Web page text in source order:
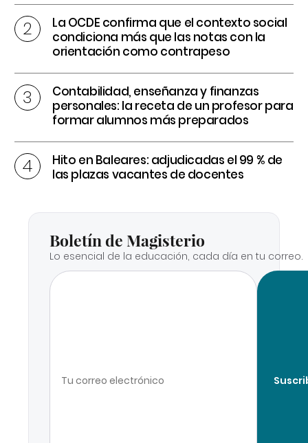
La OCDE confirma que el contexto social
condiciona más que las notas con la
orientación como contrapeso
Contabilidad, enseñanza y finanzas
personales: la receta de un profesor para
formar alumnos más preparados
Hito en Baleares: adjudicadas el 99 % de
las plazas vacantes de docentes
Boletín de Magisterio
Lo esencial de la educación, cada día en tu correo.